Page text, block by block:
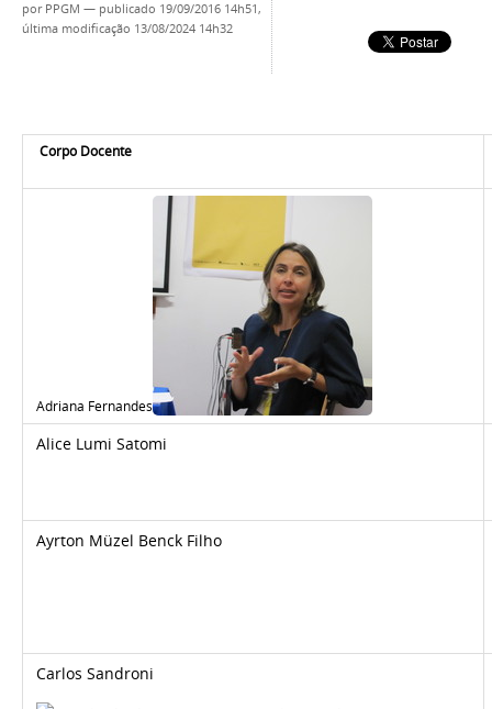
por PPGM — publicado 19/09/2016 14h51,
última modificação 13/08/2024 14h32
Corpo Docente
Adriana Fernandes
Alice Lumi Satomi
Ayrton Müzel Benck Filho
Carlos Sandroni